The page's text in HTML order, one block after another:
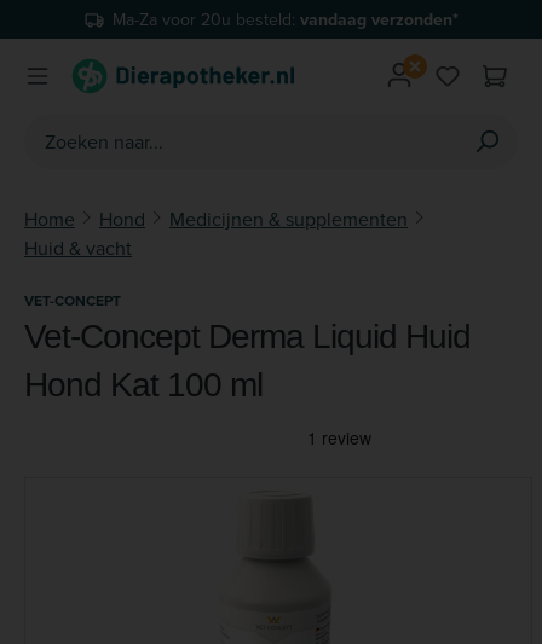
Ga naar de hoofdinhoudMa-Za voor 20u besteld: vandaag verzonden*
Je hebt
Home Hond
Medicijnen & supplementen
Huid & vacht
VET-CONCEPT
Vet-Concept Derma Liquid Huid
Hond Kat 100 ml